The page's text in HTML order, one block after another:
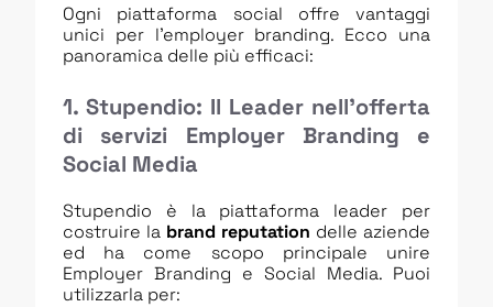
Ogni piattaforma social offre vantaggi
unici per l’employer branding. Ecco una
panoramica delle più efficaci:
1. Stupendio: Il Leader nell’offerta
di servizi Employer Branding e
Social Media
Stupendio è la piattaforma leader per
costruire la brand reputation delle aziende
ed ha come scopo principale unire
Employer Branding e Social Media. Puoi
utilizzarla per: